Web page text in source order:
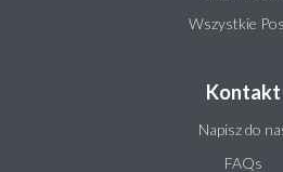
Wszystkie
Kontakt
Napisz do
FAQs